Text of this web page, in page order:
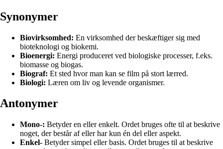
Synonymer
Biovirksomhed: En virksomhed der beskæftiger sig med
bioteknologi og biokemi.
Bioenergi: Energi produceret ved biologiske processer, f.eks.
biomasse og biogas.
Biograf: Et sted hvor man kan se film på stort lærred.
Biologi: Læren om liv og levende organismer.
Antonymer
Mono-: Betyder en eller enkelt. Ordet bruges ofte til at beskrive
noget, der består af eller har kun én del eller aspekt.
Enkel- Betyder simpel eller basis. Ordet bruges til at beskrive